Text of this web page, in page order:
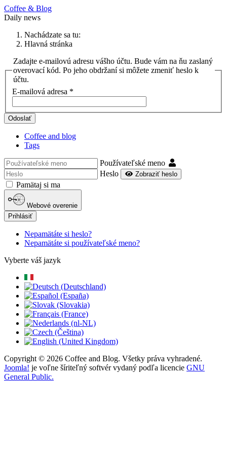
Coffee & Blog
Daily news
Nachádzate sa tu:
Hlavná stránka
Zadajte e-mailovú adresu vášho účtu. Bude vám na ňu zaslaný
overovací kód. Po jeho obdržaní si môžete zmeniť heslo k
účtu.
E-mailová adresa *
Odoslať
Coffee and blog
Tags
Používateľské meno
Heslo
Zobraziť heslo
Pamätaj si ma
Webové overenie
Prihlásiť
Nepamätáte si heslo?
Nepamätáte si používateľské meno?
Vyberte váš jazyk
Copyright © 2026 Coffee and Blog. Všetky práva vyhradené.
Joomla! je voľne šíriteľný softvér vydaný podľa licencie GNU
General Public.